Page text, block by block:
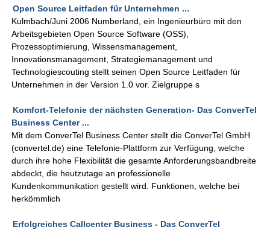
Open Source Leitfaden für Unternehmen ...
Kulmbach/Juni 2006 Numberland, ein Ingenieurbüro mit den
Arbeitsgebieten Open Source Software (OSS),
Prozessoptimierung, Wissensmanagement,
Innovationsmanagement, Strategiemanagement und
Technologiescouting stellt seinen Open Source Leitfaden für
Unternehmen in der Version 1.0 vor. Zielgruppe s
Komfort-Telefonie der nächsten Generation- Das ConverTel
Business Center ...
Mit dem ConverTel Business Center stellt die ConverTel GmbH
(convertel.de) eine Telefonie-Plattform zur Verfügung, welche
durch ihre hohe Flexibilität die gesamte Anforderungsbandbreite
abdeckt, die heutzutage an professionelle
Kundenkommunikation gestellt wird. Funktionen, welche bei
herkömmlich
Erfolgreiches Callcenter Business - Das ConverTel